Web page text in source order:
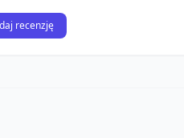
recenzję